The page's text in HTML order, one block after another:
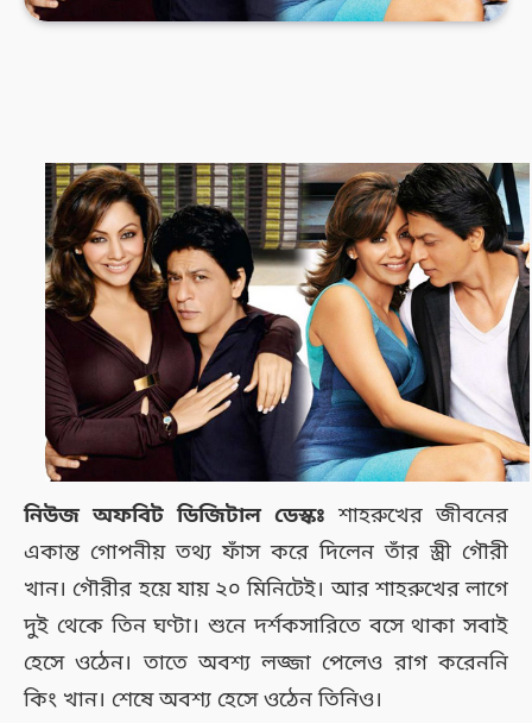
নিউজ অফবিট ডিজিটাল ডেস্কঃ শাহরুখের জীবনের
একান্ত গোপনীয় তথ্য ফাঁস করে দিলেন তাঁর স্ত্রী গৌরী
খান। গৌরীর হয়ে যায় ২০ মিনিটেই। আর শাহরুখের লাগে
দুই থেকে তিন ঘণ্টা। শুনে দর্শকসারিতে বসে থাকা সবাই
হেসে ওঠেন। তাতে অবশ্য লজ্জা পেলেও রাগ করেননি
কিং খান। শেষে অবশ্য হেসে ওঠেন তিনিও।